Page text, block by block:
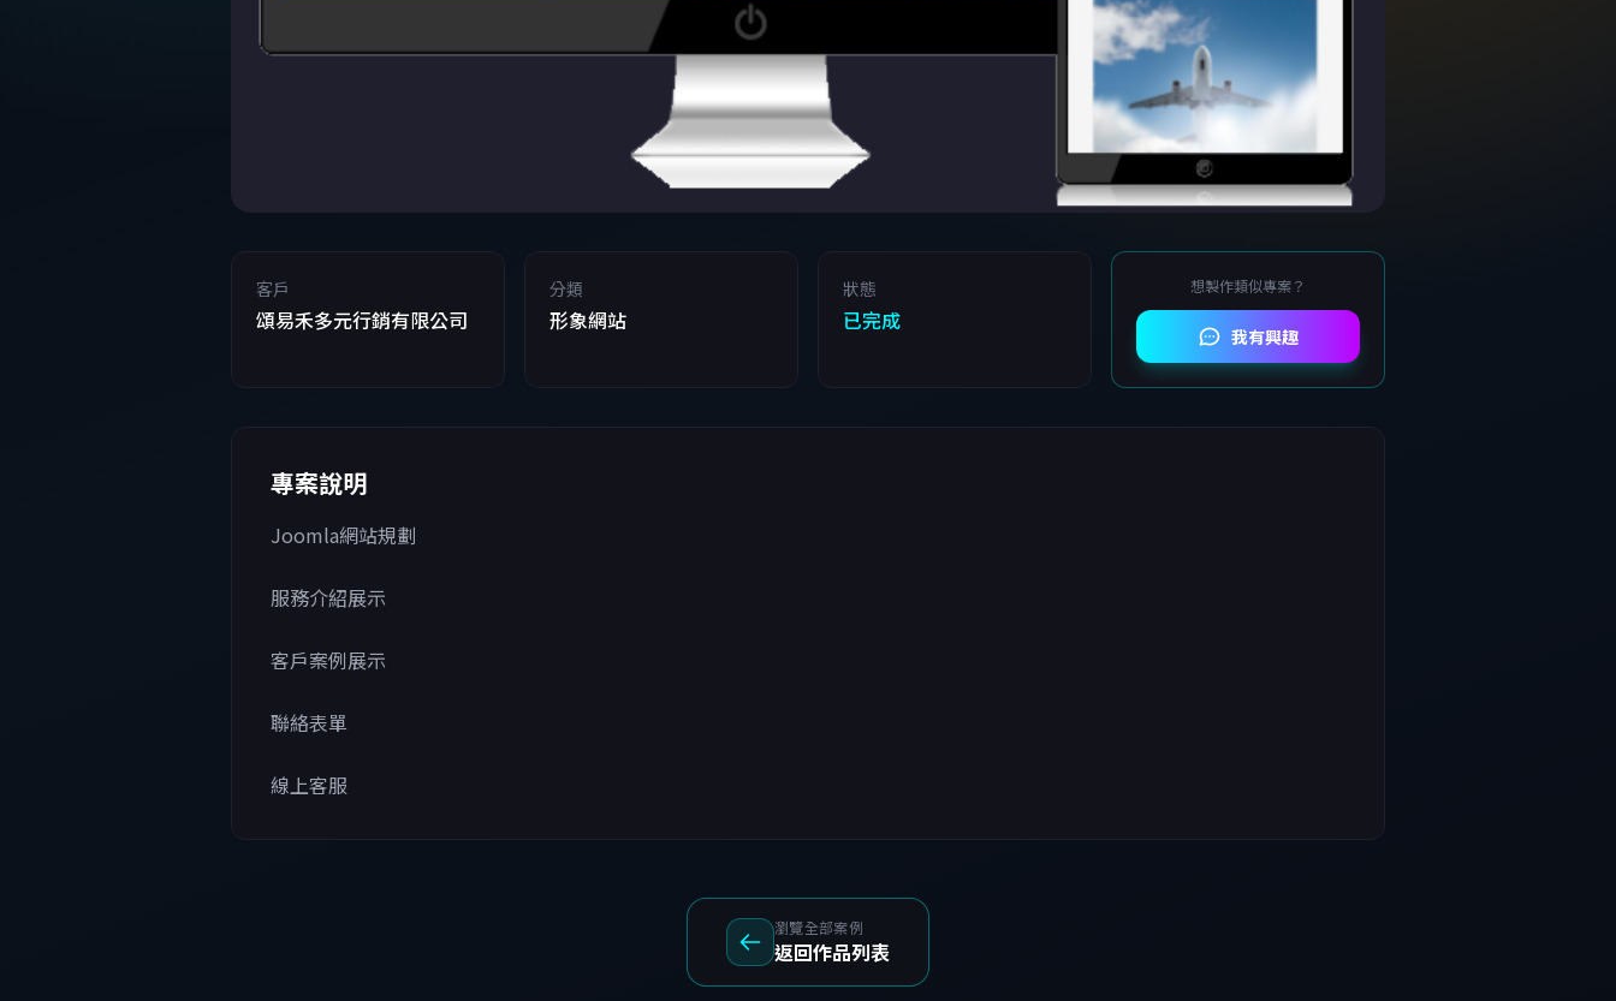
客戶
頌易禾多元行銷有限公司
分類
形象網站
狀態
已完成
想製作類似專案？
我有興趣
專案說明
Joomla網站規劃
服務介紹展示
客戶案例展示
聯絡表單
線上客服
瀏覽全部案例
返回作品列表